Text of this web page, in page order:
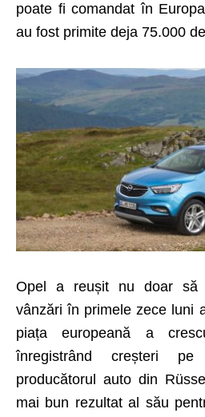
poate fi comandat în
au fost primite deja 75.000
Opel a reușit nu doar să
vânzări în primele zece luni
piața europeană a
înregistrând creșteri
producătorul auto din
mai bun rezultat al său